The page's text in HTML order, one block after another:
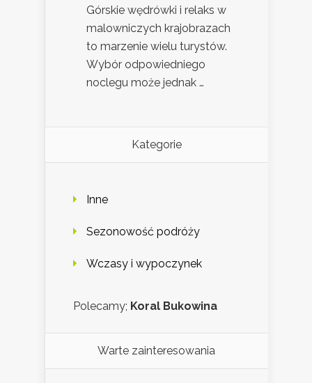
Górskie wędrówki i relaks w
malowniczych krajobrazach
to marzenie wielu turystów.
Wybór odpowiedniego
noclegu może jednak …
Kategorie
Inne
Sezonowość podróży
Wczasy i wypoczynek
Polecamy; Koral Bukowina
Warte zainteresowania